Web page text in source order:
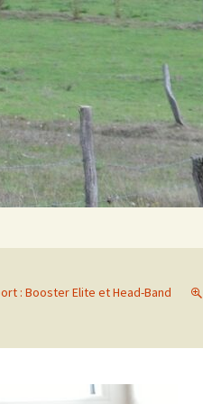
: Booster Elite et Head-Band